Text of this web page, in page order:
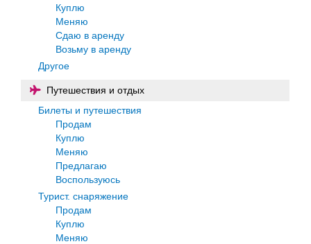
Куплю
Меняю
Сдаю в аренду
Возьму в аренду
Другое
Путешествия и отдых
Билеты и путешествия
Продам
Куплю
Меняю
Предлагаю
Воспользуюсь
Турист. снаряжение
Продам
Куплю
Меняю